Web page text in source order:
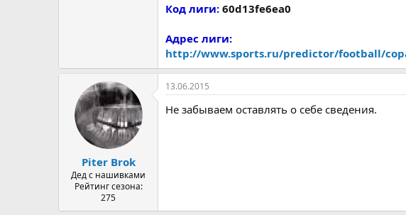
Код лиги: 60d13fe6ea0
Адрес лиги:
http://www.sports.ru/predictor/football/
Piter Brok
Дед с нашивками
Рейтинг сезона:
275
13.06.2015
Не забываем оставлять о себе сведения.